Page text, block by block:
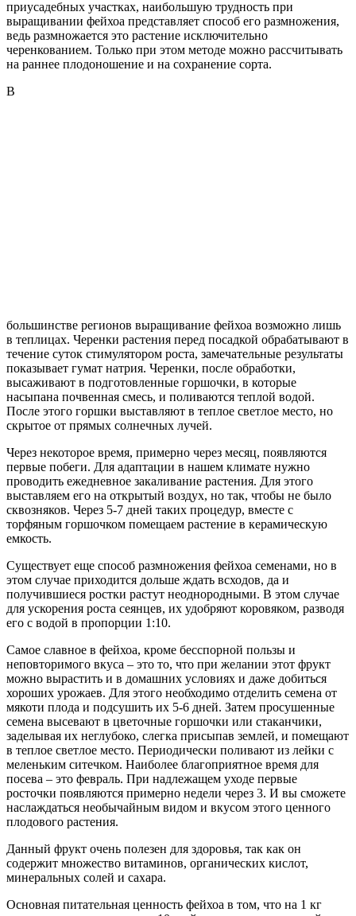
приусадебных участках, наибольшую трудность при
выращивании фейхоа представляет способ его размножения,
ведь размножается это растение исключительно
черенкованием. Только при этом методе можно рассчитывать
на раннее плодоношение и на сохранение сорта.
В
большинстве регионов выращивание фейхоа возможно лишь
в теплицах. Черенки растения перед посадкой обрабатывают в
течение суток стимулятором роста, замечательные результаты
показывает гумат натрия. Черенки, после обработки,
высаживают в подготовленные горшочки, в которые
насыпана почвенная смесь, и поливаются теплой водой.
После этого горшки выставляют в теплое светлое место, но
скрытое от прямых солнечных лучей.
Через некоторое время, примерно через месяц, появляются
первые побеги. Для адаптации в нашем климате нужно
проводить ежедневное закаливание растения. Для этого
выставляем его на открытый воздух, но так, чтобы не было
сквозняков. Через 5-7 дней таких процедур, вместе с
торфяным горшочком помещаем растение в керамическую
емкость.
Существует еще способ размножения фейхоа семенами, но в
этом случае приходится дольше ждать всходов, да и
получившиеся ростки растут неоднородными. В этом случае
для ускорения роста сеянцев, их удобряют коровяком, разводя
его с водой в пропорции 1:10.
Самое славное в фейхоа, кроме бесспорной пользы и
неповторимого вкуса – это то, что при желании этот фрукт
можно вырастить и в домашних условиях и даже добиться
хороших урожаев. Для этого необходимо отделить семена от
мякоти плода и подсушить их 5-6 дней. Затем просушенные
семена высевают в цветочные горшочки или стаканчики,
заделывая их неглубоко, слегка присыпав землей, и помещают
в теплое светлое место. Периодически поливают из лейки с
меленьким ситечком. Наиболее благоприятное время для
посева – это февраль. При надлежащем уходе первые
росточки появляются примерно недели через 3. И вы сможете
наслаждаться необычайным видом и вкусом этого ценного
плодового растения.
Данный фрукт очень полезен для здоровья, так как он
содержит множество витаминов, органических кислот,
минеральных солей и сахара.
Основная питательная ценность фейхоа в том, что на 1 кг